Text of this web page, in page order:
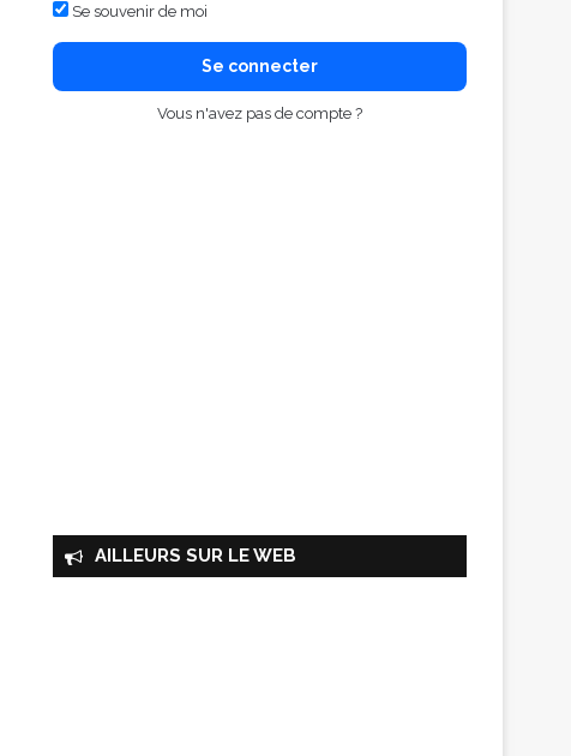
Se souvenir de moi
Se connecter
Vous n'avez pas de compte ?
AILLEURS SUR LE WEB